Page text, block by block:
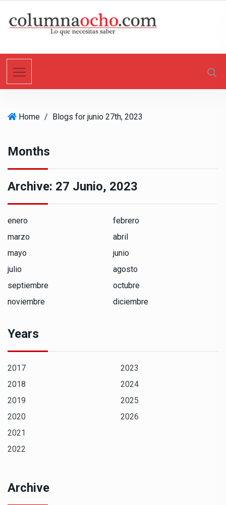
t
Home / Blogs for junio 27th, 2023
Months
Archive: 27 Junio, 2023
enero
febrero
marzo
abril
mayo
junio
julio
agosto
septiembre
octubre
noviembre
diciembre
Years
2017
2018
2019
2020
2021
2022
2023
2024
2025
2026
Archive